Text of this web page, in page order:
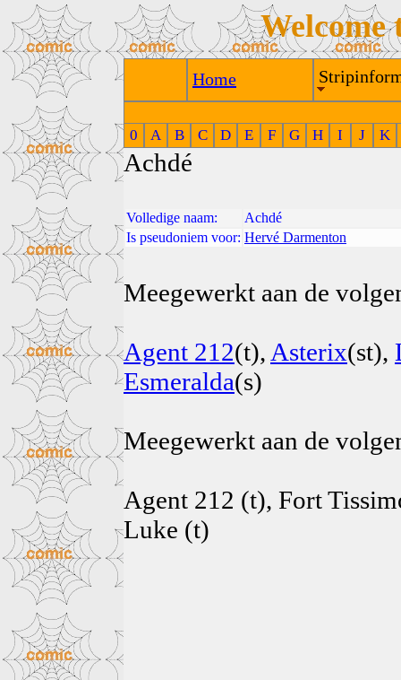
Welcome
Home
0 A B C D E F G H I J K
Achdé
Volledige naam:
Achdé
Is pseudoniem voor: Hervé Darmenton
Meegewerkt aan de
Agent 212(t), Asterix(st),
Esmeralda(s)
Meegewerkt aan de
Agent 212 (t), Fort
Luke (t)